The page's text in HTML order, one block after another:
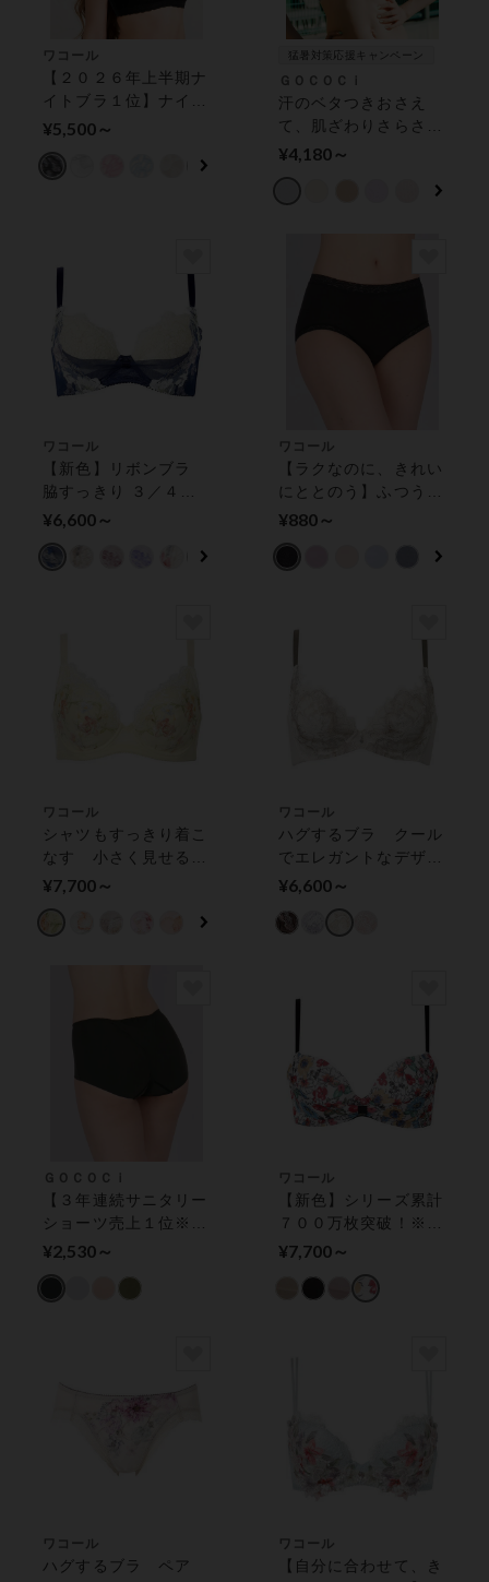
ワコール
【２０２６年上半期ナ
イトブラ１位】ナイト
アップブラ（レーシ
しい肌ざわり ノンワ
¥5,500～
猛暑対策応援キャンペーン
ＧＯＣＯＣｉ
汗のベタつきおさえ
て、肌ざわりさらさら
【涼感】 ハーフトッ
¥4,180～
ワコール
【新色】リボンブラ
脇すっきり ３／４カ
ップブラ
¥6,600～
ワコール
【ラクなのに、きれい
にととのう】ふつう丈
ディアヒップ ショー
¥880～
ワコール
シャツもすっきり着こ
なす 小さく見せるブ
ラ ３／４カップブラ
¥7,700～
ワコール
ハグするブラ クール
でエレガントなデザイ
ン ３／４カップブラ
¥6,600～
ＧＯＣＯＣｉ
【３年連続サニタリー
ショーツ売上１位※】
特殊構造でズレにくい
¥2,530～
ワコール
【新色】シリーズ累計
７００万枚突破！※リ
ボンブラ 胸もとフィ
カップブラ
¥7,700～
ワコール
ハグするブラ ペア
ワコール
【自分に合わせて、き